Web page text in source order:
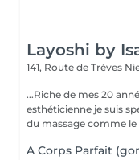
Layoshi by
141, Route de Trèves
...Riche de mes 20
esthéticienne je suis
du massage comme le
A Corps Parfait